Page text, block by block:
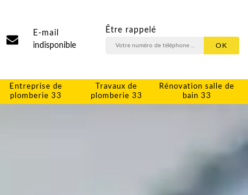
E-mail
indisponible
Être rappelé
Entreprise de
plomberie 33
Travaux de
plomberie 33
Rénovation salle de
bain 33